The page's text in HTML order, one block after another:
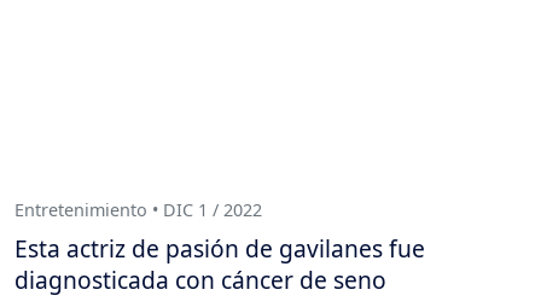
Entretenimiento • DIC 1 / 2022
Esta actriz de pasión de gavilanes fue
diagnosticada con cáncer de seno